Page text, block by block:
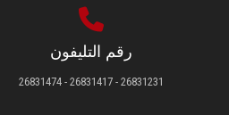
رقم التليفون
26831231 - 26831417 - 26831474